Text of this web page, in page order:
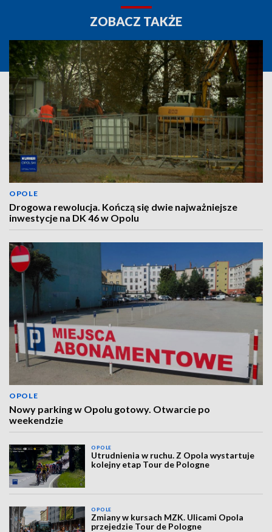
ZOBACZ TAKŻE
OPOLE
Drogowa rewolucja. Kończą się dwie najważniejsze
inwestycje na DK 46 w Opolu
OPOLE
Nowy parking w Opolu gotowy. Otwarcie po
weekendzie
OPOLE
Utrudnienia w ruchu. Z Opola wystartuje
kolejny etap Tour de Pologne
OPOLE
Zmiany w kursach MZK. Ulicami Opola
przejedzie Tour de Pologne